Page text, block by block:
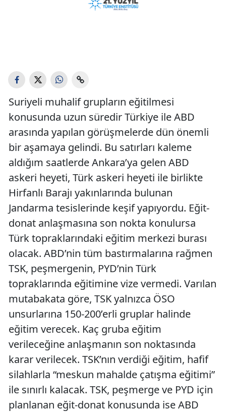
Suriyeli muhalif grupların eğitilmesi
konusunda uzun süredir Türkiye ile ABD
arasında yapılan görüşmelerde dün önemli
bir aşamaya gelindi. Bu satırları kaleme
aldığım saatlerde Ankara’ya gelen ABD
askeri heyeti, Türk askeri heyeti ile birlikte
Hirfanlı Barajı yakınlarında bulunan
Jandarma tesislerinde keşif yapıyordu. Eğit-
donat anlaşmasına son nokta konulursa
Türk topraklarındaki eğitim merkezi burası
olacak. ABD’nin tüm bastırmalarına rağmen
TSK, peşmergenin, PYD’nin Türk
topraklarında eğitimine vize vermedi. Varılan
mutabakata göre, TSK yalnızca ÖSO
unsurlarına 150-200’erli gruplar halinde
eğitim verecek. Kaç gruba eğitim
verileceğine anlaşmanın son noktasında
karar verilecek. TSK’nın verdiği eğitim, hafif
silahlarla “meskun mahalde çatışma eğitimi”
ile sınırlı kalacak. TSK, peşmerge ve PYD için
planlanan eğit-donat konusunda ise ABD